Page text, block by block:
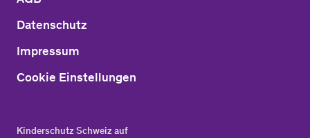
Datenschutz
Impressum
Cookie Einstellungen
Kinderschutz Schweiz auf